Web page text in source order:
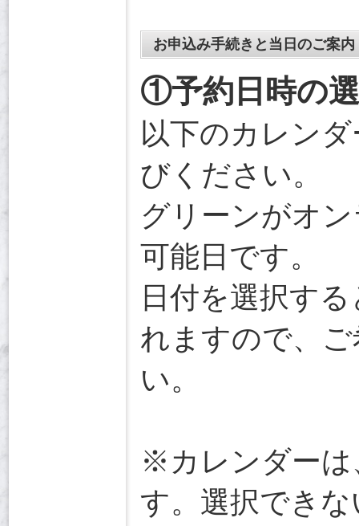
お申込み手続きと当日のご案
①予約日時の
以下のカレン
びください。
グリーンがオ
可能日です。
日付を選択す
れますので、
い。
※カレンダーは
す。選択でき